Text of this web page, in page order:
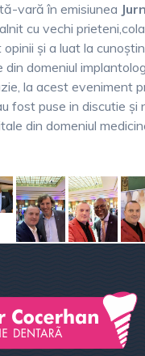
vară în emisiunea
cu vechi
şi a luat la
domeniul
la acest eveniment
fost puse in discutie şi
din domeniul